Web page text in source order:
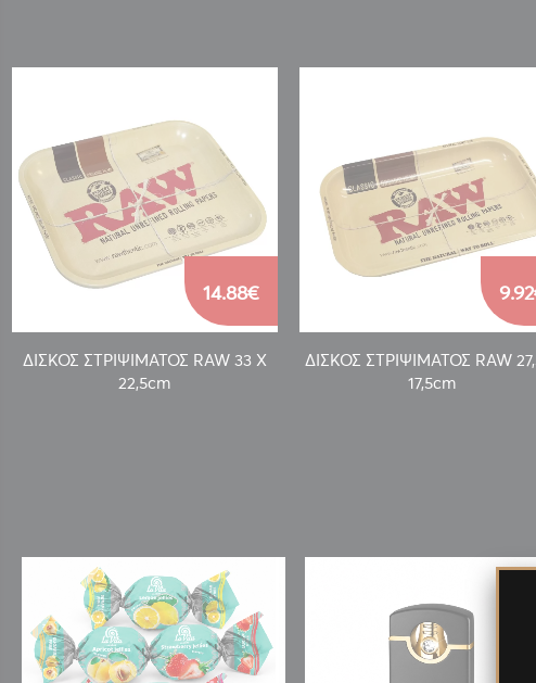
ΔΙΣΚΟΣ ΣΤΡΙΨΙΜΑΤΟΣ RAW 33 Χ
22,5cm
14.88€
ΔΙΣΚΟΣ ΣΤΡΙΨΙΜΑΤΟΣ RAW
17,5cm